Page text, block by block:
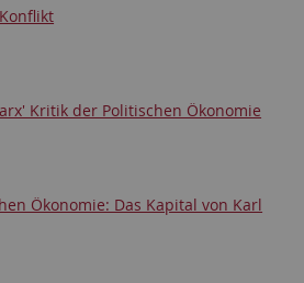
Kritik der Politischen Ökonomie
Ökonomie: Das Kapital von Karl